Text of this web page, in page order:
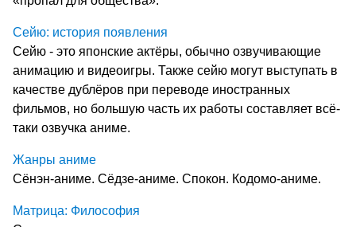
Сейю: история появления
Сейю - это японские актёры, обычно озвучивающие
анимацию и видеоигры. Также сейю могут выступать в
качестве дублёров при переводе иностранных
фильмов, но большую часть их работы составляет всё-
таки озвучка аниме.
Жанры аниме
Сёнэн-аниме. Сёдзе-аниме. Спокон. Кодомо-аниме.
Матрица: Философия